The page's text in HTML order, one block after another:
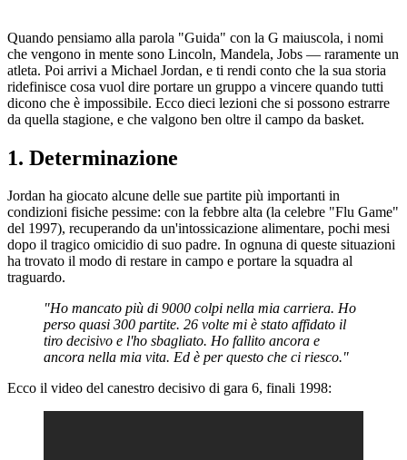
Quando pensiamo alla parola "Guida" con la G maiuscola, i nomi
che vengono in mente sono Lincoln, Mandela, Jobs — raramente un
atleta. Poi arrivi a Michael Jordan, e ti rendi conto che la sua storia
ridefinisce cosa vuol dire portare un gruppo a vincere quando tutti
dicono che è impossibile. Ecco dieci lezioni che si possono estrarre
da quella stagione, e che valgono ben oltre il campo da basket.
1. Determinazione
Jordan ha giocato alcune delle sue partite più importanti in
condizioni fisiche pessime: con la febbre alta (la celebre "Flu Game"
del 1997), recuperando da un'intossicazione alimentare, pochi mesi
dopo il tragico omicidio di suo padre. In ognuna di queste situazioni
ha trovato il modo di restare in campo e portare la squadra al
traguardo.
"Ho mancato più di 9000 colpi nella mia carriera. Ho
perso quasi 300 partite. 26 volte mi è stato affidato il
tiro decisivo e l'ho sbagliato. Ho fallito ancora e
ancora nella mia vita. Ed è per questo che ci riesco."
Ecco il video del canestro decisivo di gara 6, finali 1998: